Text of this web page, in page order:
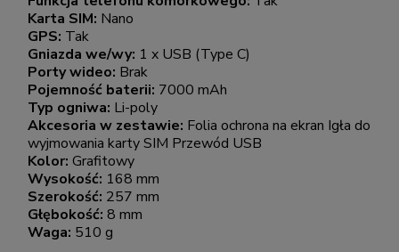
Karta SIM: Nano
GPS: Tak
Gniazda we/wy: 1 x USB (Type C)
Porty wideo: Brak
Pojemność baterii: 7000 mAh
Typ ogniwa: Li-poly
Akcesoria w zestawie: Folia ochrona na ekran Igła do
wyjmowania karty SIM Przewód USB
Kolor: Grafitowy
Wysokość: 168 mm
Szerokość: 257 mm
Głębokość: 8 mm
Waga: 510 g